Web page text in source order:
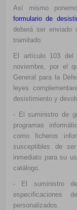
Así mismo
formulario de
deberá ser enviado
tramitado.
El artículo 103 del
noviembre, por el
General para la
leyes
desistimiento y
- El suministro de
programas
como ficheros
susceptibles de
inmediato para su
catálogo.
- El suministro
especificaciones
personalizados.